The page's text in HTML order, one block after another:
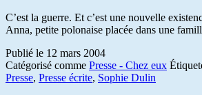
C’est la guerre. Et c’est une nouvelle
Anna, petite polonaise placée dans une
Publié le 12 mars 2004
Catégorisé comme Presse - Chez eux
Presse, Presse écrite, Sophie Dulin